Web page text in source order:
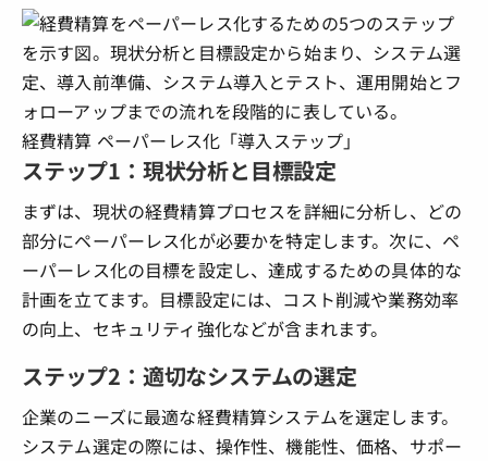
経費精算 ペーパーレス化「導入ステップ」
ステップ1：現状分析と目標設定
まずは、現状の経費精算プロセスを詳細に分析し、どの
部分にペーパーレス化が必要かを特定します。次に、ペ
ーパーレス化の目標を設定し、達成するための具体的な
計画を立てます。目標設定には、コスト削減や業務効率
の向上、セキュリティ強化などが含まれます。
ステップ2：適切なシステムの選定
企業のニーズに最適な経費精算システムを選定します。
システム選定の際には、操作性、機能性、価格、サポー